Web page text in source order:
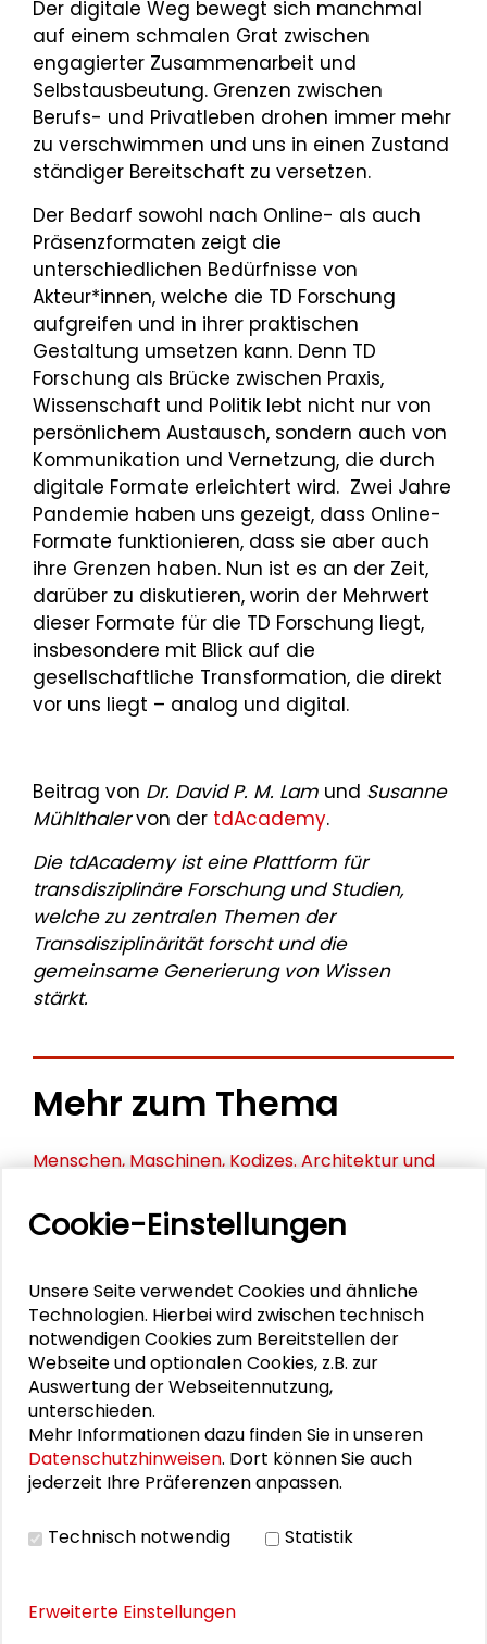
Der digitale Weg bewegt sich manchmal
auf einem schmalen Grat zwischen
engagierter Zusammenarbeit und
Selbstausbeutung. Grenzen zwischen
Berufs- und Privatleben drohen immer mehr
zu verschwimmen und uns in einen Zustand
ständiger Bereitschaft zu versetzen.
Der Bedarf sowohl nach Online- als auch
Präsenzformaten zeigt die
unterschiedlichen Bedürfnisse von
Akteur*innen, welche die TD Forschung
aufgreifen und in ihrer praktischen
Gestaltung umsetzen kann. Denn TD
Forschung als Brücke zwischen Praxis,
Wissenschaft und Politik lebt nicht nur von
persönlichem Austausch, sondern auch von
Kommunikation und Vernetzung, die durch
digitale Formate erleichtert wird. Zwei Jahre
Pandemie haben uns gezeigt, dass Online-
Formate funktionieren, dass sie aber auch
ihre Grenzen haben. Nun ist es an der Zeit,
darüber zu diskutieren, worin der Mehrwert
dieser Formate für die TD Forschung liegt,
insbesondere mit Blick auf die
gesellschaftliche Transformation, die direkt
vor uns liegt – analog und digital.
Beitrag von Dr. David P. M. Lam und Susanne
Mühlthalervon der tdAcademy.
Die tdAcademy ist eine Plattform für
transdisziplinäre Forschung und Studien,
welche zu zentralen Themen der
Transdisziplinärität forscht und die
gemeinsame Generierung von Wissen
stärkt.
Mehr zum Thema
Menschen, Maschinen, Kodizes. Architektur und
Gestörte Weltbeziehung - Video der
Zukunft gestalten – Klimakrise, Gerechtigkeit und
globale Verantwortung
Knowledge in the Age of Digital Re-/Production:
Responsible Epistemologies
AI, Authorship and Human Creativity in Education,
Science and Arts
Cookie-Einstellungen
Unsere Seite verwendet Cookies und ähnliche
Technologien. Hierbei wird zwischen technisch
notwendigen Cookies zum Bereitstellen der
Webseite und optionalen Cookies, z.B. zur
Auswertung der Webseitennutzung,
unterschieden.
Mehr Informationen dazu finden Sie in unseren
Datenschutzhinweisen. Dort können Sie auch
jederzeit Ihre Präferenzen anpassen.
Technisch notwendig Statistik
Erweiterte Einstellungen